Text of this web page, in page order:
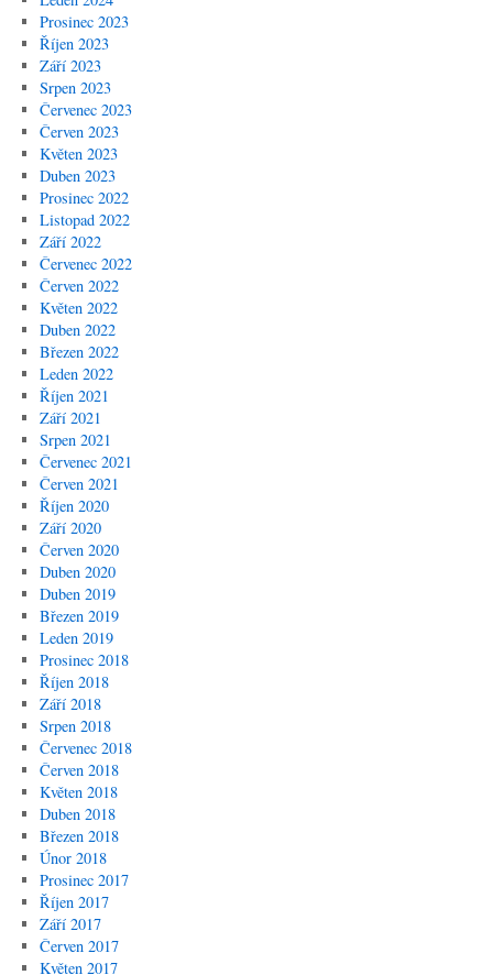
Prosinec 2023
Říjen 2023
Září 2023
Srpen 2023
Červenec 2023
Červen 2023
Květen 2023
Duben 2023
Prosinec 2022
Listopad 2022
Září 2022
Červenec 2022
Červen 2022
Květen 2022
Duben 2022
Březen 2022
Leden 2022
Říjen 2021
Září 2021
Srpen 2021
Červenec 2021
Červen 2021
Říjen 2020
Září 2020
Červen 2020
Duben 2020
Duben 2019
Březen 2019
Leden 2019
Prosinec 2018
Říjen 2018
Září 2018
Srpen 2018
Červenec 2018
Červen 2018
Květen 2018
Duben 2018
Březen 2018
Únor 2018
Prosinec 2017
Říjen 2017
Září 2017
Červen 2017
Květen 2017